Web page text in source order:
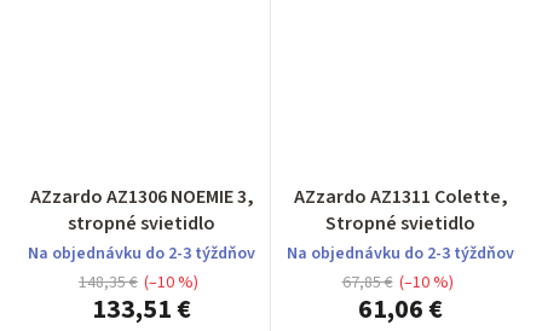
AZzardo AZ1306 NOEMIE 3,
stropné svietidlo
Na objednávku do 2-3 týždňov
133,51 €
148,35 € (–10 %)
AZzardo AZ1311 Colette,
Stropné svietidlo
Na objednávku do 2-3 týždňov
61,06 €
67,85 € (–10 %)